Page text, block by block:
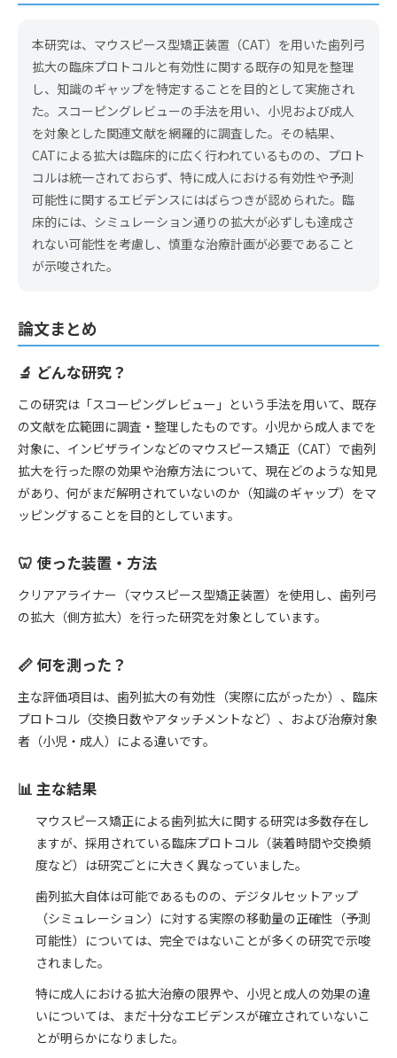
本研究は、マウスピース型矯正装置（CAT）を用いた歯列弓
拡大の臨床プロトコルと有効性に関する既存の知見を整理
し、知識のギャップを特定することを目的として実施され
た。スコーピングレビューの手法を用い、小児および成人
を対象とした関連文献を網羅的に調査した。その結果、
CATによる拡大は臨床的に広く行われているものの、プロト
コルは統一されておらず、特に成人における有効性や予測
可能性に関するエビデンスにはばらつきが認められた。臨
床的には、シミュレーション通りの拡大が必ずしも達成さ
れない可能性を考慮し、慎重な治療計画が必要であること
が示唆された。
論文まとめ
🔬 どんな研究？
この研究は「スコーピングレビュー」という手法を用いて、既存
の文献を広範囲に調査・整理したものです。小児から成人までを
対象に、インビザラインなどのマウスピース矯正（CAT）で歯列
拡大を行った際の効果や治療方法について、現在どのような知見
があり、何がまだ解明されていないのか（知識のギャップ）をマ
ッピングすることを目的としています。
🦷 使った装置・方法
クリアアライナー（マウスピース型矯正装置）を使用し、歯列弓
の拡大（側方拡大）を行った研究を対象としています。
📏 何を測った？
主な評価項目は、歯列拡大の有効性（実際に広がったか）、臨床
プロトコル（交換日数やアタッチメントなど）、および治療対象
者（小児・成人）による違いです。
📊 主な結果
マウスピース矯正による歯列拡大に関する研究は多数存在し
ますが、採用されている臨床プロトコル（装着時間や交換頻
度など）は研究ごとに大きく異なっていました。
歯列拡大自体は可能であるものの、デジタルセットアップ
（シミュレーション）に対する実際の移動量の正確性（予測
可能性）については、完全ではないことが多くの研究で示唆
されました。
特に成人における拡大治療の限界や、小児と成人の効果の違
いについては、まだ十分なエビデンスが確立されていないこ
とが明らかになりました。